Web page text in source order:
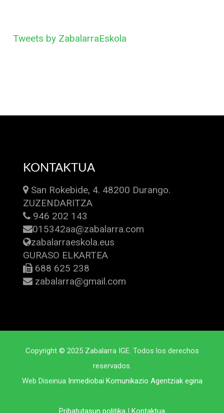
Tweets by ZabalarraEskola
KONTAKTUA
San Rokebide, 4. 48200 Durango.
ZUZENDARITZA
946 202 143
015342aa@zabalarra.com
zabalarraeskola.eus
GURASO ELKARTEA
688 625 238
zabalarra@gmail.com
Copyright © 2025 Zabalarra IGE. Todos los derechos
reservados.
Web Diseinua Inmediobai Komunikazio Agentziak egina
Pribatutasun politika | Kontaktua